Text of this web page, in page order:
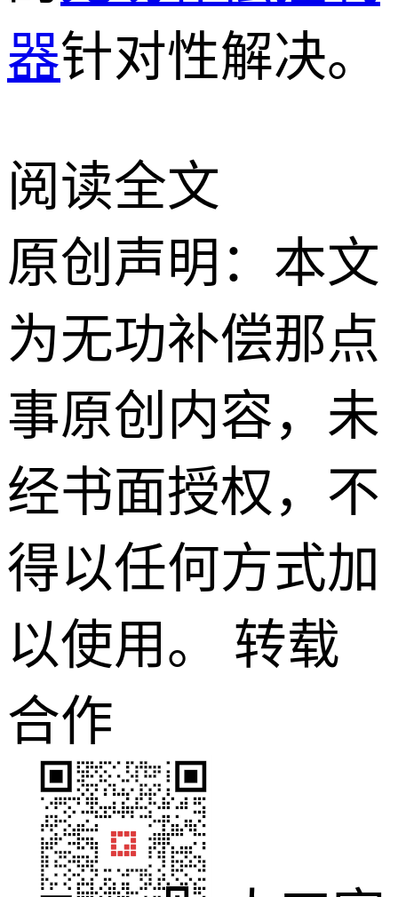
器针对性解决。
阅读全文
原创声明：本文
为无功补偿那点
事原创内容，未
经书面授权，不
得以任何方式加
以使用。 转载
合作